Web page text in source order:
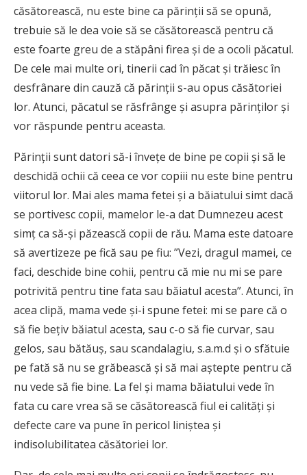
căsătorească, nu este bine ca părinţii să se opună,
trebuie să le dea voie să se căsătorească pentru că
este foarte greu de a stăpâni firea şi de a ocoli păcatul.
De cele mai multe ori, tinerii cad în păcat şi trăiesc în
desfrânare din cauză că părinţii s-au opus căsătoriei
lor. Atunci, păcatul se răsfrânge şi asupra părinţilor şi
vor răspunde pentru aceasta.
Părinţii sunt datori să-i înveţe de bine pe copii şi să le
deschidă ochii că ceea ce vor copiii nu este bine pentru
viitorul lor. Mai ales mama fetei şi a băiatului simt dacă
se portivesc copii, mamelor le-a dat Dumnezeu acest
simţ ca să-şi păzească copii de rău. Mama este datoare
să avertizeze pe fică sau pe fiu: ”Vezi, dragul mamei, ce
faci, deschide bine cohii, pentru că mie nu mi se pare
potrivită pentru tine fata sau băiatul acesta”. Atunci, în
acea clipă, mama vede şi-i spune fetei: mi se pare că o
să fie beţiv băiatul acesta, sau c-o să fie curvar, sau
gelos, sau bătăuş, sau scandalagiu, s.a.m.d şi o sfătuie
pe fată să nu se grăbească şi să mai aştepte pentru că
nu vede să fie bine. La fel şi mama băiatului vede în
fata cu care vrea să se căsătorească fiul ei calităţi şi
defecte care va pune în pericol liniştea şi
indisolubilitatea căsătoriei lor.